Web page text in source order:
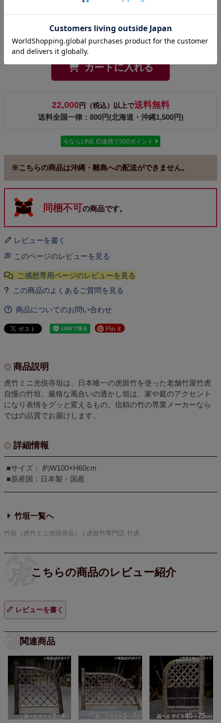
お気に入りに登録する
カートに入れる
22,000円（税込）以上で送料無料
送料全国一律：800円(北海道・沖縄1,500円)
今ならLINE ID連携で300ポイント
※こちらの商品は沖縄・離島への配送ができません。
同梱不可の商品です。
レビューを書く
このページのレビューを見る
商品についてのお問い合わせ
Pin it
商品説明
虎竹ミニ光悦寺垣は、日本唯一の虎斑竹を使った老舗竹屋竹虎
自慢の竹垣。厳格な風合いの透かし垣は、家や庭のアクセント
になり表情をグッと変えるもの。信頼の竹の専業メーカーなら
ではの品質でお届けします。
詳細情報
■サイズ： 約W100×H60cm
■原産国：日本製・国産
竹垣
竹垣（虎竹ミニ光悦寺垣） | 虎斑竹専門店 竹虎
レビューを書く
関連商品